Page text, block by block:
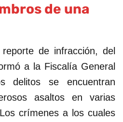
de una
de infracción, del
a la Fiscalía General
delitos se encuentran
asaltos en varias
crímenes a los cuales